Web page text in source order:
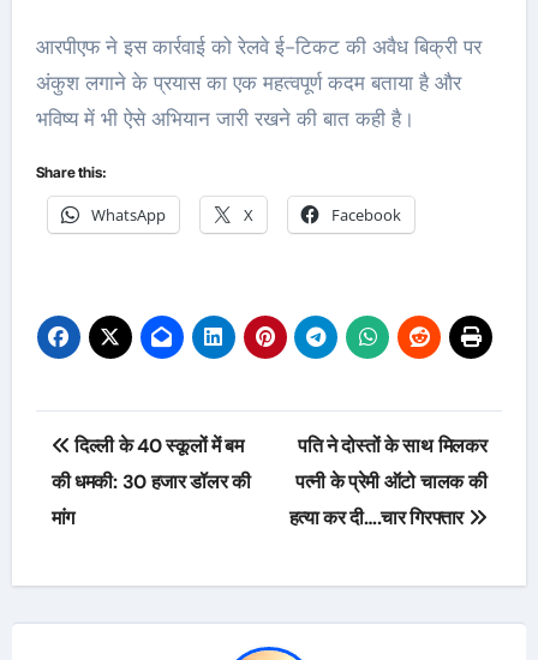
आरपीएफ ने इस कार्रवाई को रेलवे ई-टिकट की अवैध बिक्री पर
अंकुश लगाने के प्रयास का एक महत्वपूर्ण कदम बताया है और
भविष्य में भी ऐसे अभियान जारी रखने की बात कही है।
Share this:
WhatsApp X Facebook
Post
navigation
दिल्ली के 40 स्कूलों में बम
की धमकी: 30 हजार डॉलर की
मांग
पति ने दोस्तों के साथ मिलकर
पत्नी के प्रेमी ऑटो चालक की
हत्या कर दी….चार गिरफ्तार